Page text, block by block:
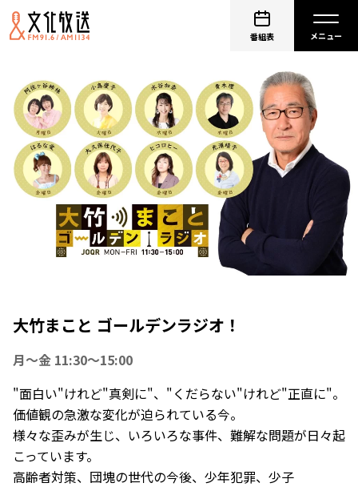
番組表
大竹まこと ゴールデンラジオ！
月〜金 11:30～15:00
"面白い"けれど"真剣に"、"くだらない"けれど"正直に"。
価値観の急激な変化が迫られている今。
様々な歪みが生じ、いろいろな事件、難解な問題が日々起
こっています。
高齢者対策、団塊の世代の今後、少年犯罪、少子